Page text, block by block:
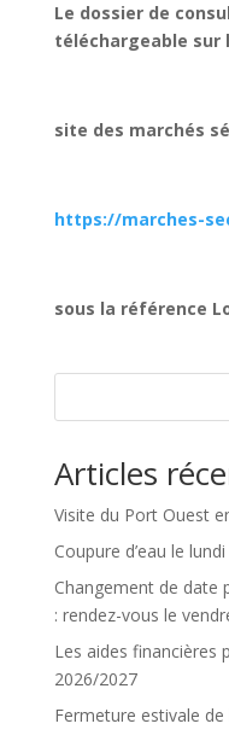
Le dossier de
téléchargeable sur
site des marchés
https://marches-
sous la référence
Articles
Visite du Port Ouest
Coupure d’eau le
Changement de date
: rendez-vous le
Les aides financières
2026/2027
Fermeture estivale